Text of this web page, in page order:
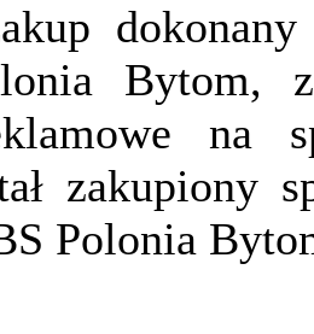
Bytom,
na
zakupiony
Polonia